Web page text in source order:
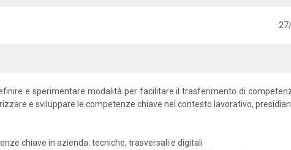
e sperimentare modalità per facilitare il trasferimento di
e sviluppare le competenze chiave nel contesto lavorativo,
chiave in azienda: tecniche, trasversali e digitali